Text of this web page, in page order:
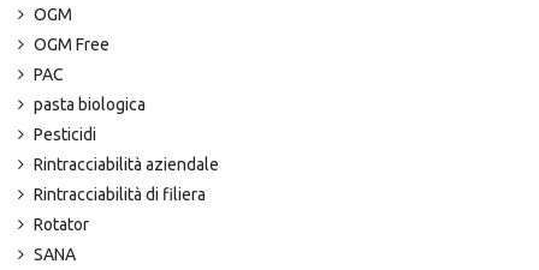
OGM
OGM Free
PAC
pasta biologica
Pesticidi
Rintracciabilità aziendale
Rintracciabilità di filiera
Rotator
SANA